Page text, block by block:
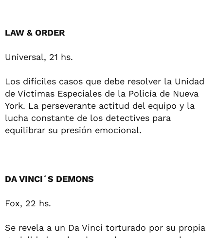
LAW & ORDER
Universal, 21 hs.
Los difíciles casos que debe resolver la Unidad
de Víctimas Especiales de la Policía de Nueva
York. La perseverante actitud del equipo y la
lucha constante de los detectives para
equilibrar su presión emocional.
DA VINCI´S DEMONS
Fox, 22 hs.
Se revela a un Da Vinci torturado por su propia